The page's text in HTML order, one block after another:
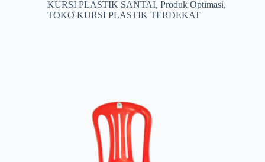
KURSI PLASTIK SANTAI, Produk Optimasi,
TOKO KURSI PLASTIK TERDEKAT